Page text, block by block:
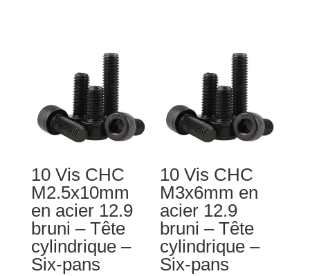
12.9
bruni
Tête
cylindrique
-
Six-
pans
12.9
bruni
Tête
cylindrique
-
Six-
pans
10 Vis CHC
M2.5x10mm
en acier 12.9
bruni – Tête
cylindrique –
Six-pans
10 Vis CHC
M3x6mm en
acier 12.9
bruni – Tête
cylindrique –
Six-pans